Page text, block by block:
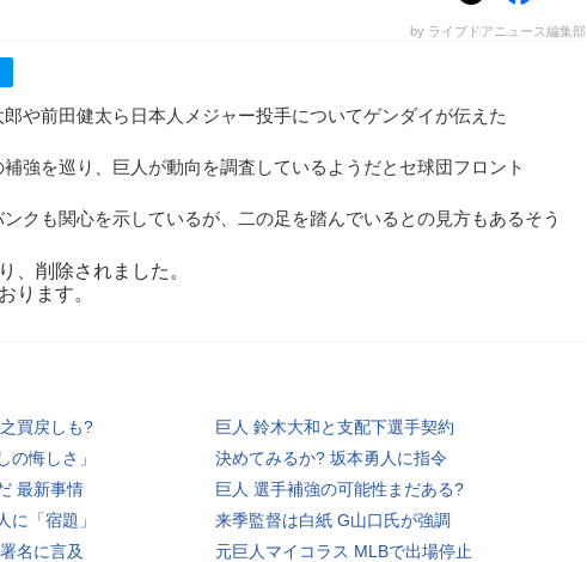
by ライブドアニュース編集部
や前田健太ら日本人メジャー投手についてゲンダイが伝えた
強を巡り、巨人が動向を調査しているようだとセ球団フロント
ンクも関心を示しているが、二の足を踏んでいるとの見方もあるそう
、削除されました。
ります。
買戻しも?
巨人 鈴木大和と支配下選手契約
の悔しさ」
決めてみるか? 坂本勇人に指令
最新事情
巨人 選手補強の可能性まだある?
に「宿題」
来季監督は白紙 G山口氏が強調
名に言及
元巨人マイコラス MLBで出場停止